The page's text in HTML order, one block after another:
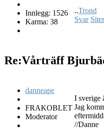
Innlegg: 1526
Karma: 38
..Trond
Svar Siter
Re:Vårträff
danneape
FRAKOBLET
Moderator
I sverige
Jag
//Danne